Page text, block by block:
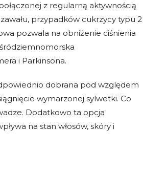
z regularną aktywnością
przypadków cukrzycy typu 2
pozwala na obniżenie ciśnienia
i Parkinsona.
dobrana pod względem
wymarzonej sylwetki. Co
Dodatkowo ta opcja
na stan włosów, skóry i